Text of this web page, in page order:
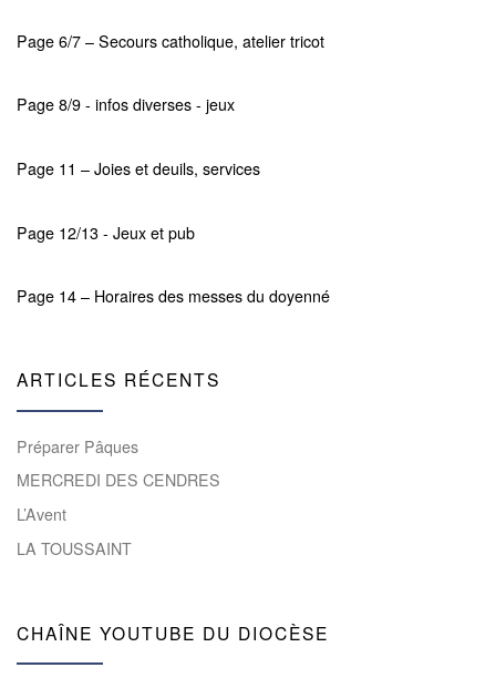
Page 6/7 – Secours catholique, atelier tricot
Page 8/9 - infos diverses - jeux
Page 11 – Joies et deuils, services
Page 12/13 - Jeux et pub
Page 14 – Horaires des messes du doyenné
ARTICLES RÉCENTS
Préparer Pâques
MERCREDI DES CENDRES
L’Avent
LA TOUSSAINT
CHAÎNE YOUTUBE DU DIOCÈSE